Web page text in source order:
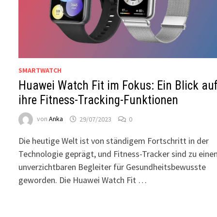
SMARTWATCH
Huawei Watch Fit im Fokus: Ein Blick
ihre Fitness-Tracking-Funktionen
vonAnka 29/07/2023 0
Die heutige Welt ist von ständigem Fortschritt in der
Technologie geprägt, und Fitness-Tracker sind zu
unverzichtbaren Begleiter für Gesundheitsbewusste
geworden. Die Huawei Watch Fit …